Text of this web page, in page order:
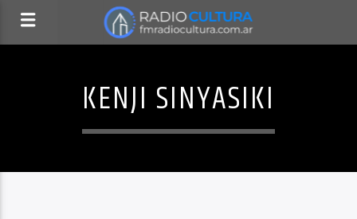
KENJI SINYASIKI